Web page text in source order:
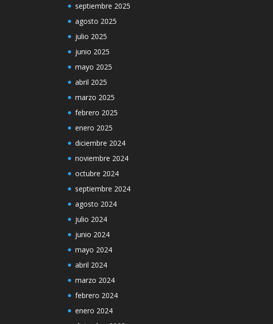
septiembre 2025
agosto 2025
julio 2025
junio 2025
mayo 2025
abril 2025
marzo 2025
febrero 2025
enero 2025
diciembre 2024
noviembre 2024
octubre 2024
septiembre 2024
agosto 2024
julio 2024
junio 2024
mayo 2024
abril 2024
marzo 2024
febrero 2024
enero 2024